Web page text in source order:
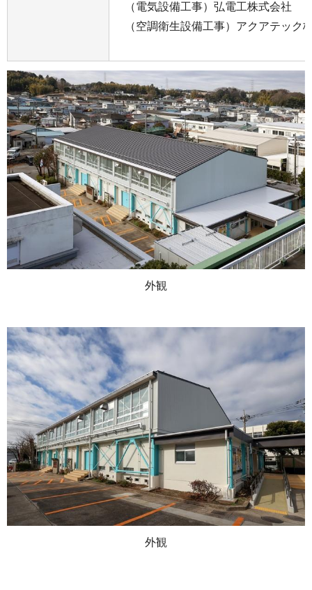
（電気設備工事）弘電工株式会社
（空調衛生設備工事）アクアテック
外観
外観